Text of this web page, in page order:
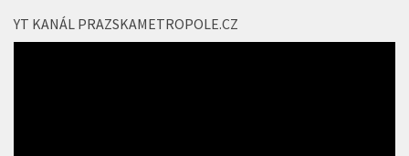
YT KANÁL PRAZSKAMETROPOLE.CZ